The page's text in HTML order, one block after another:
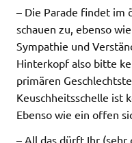
– Die Parade findet im
schauen zu, ebenso
Sympathie und
Hinterkopf also bitte
primären
Keuschheitsschelle ist
Ebenso wie ein offen
– All das dürft Ihr (sehr